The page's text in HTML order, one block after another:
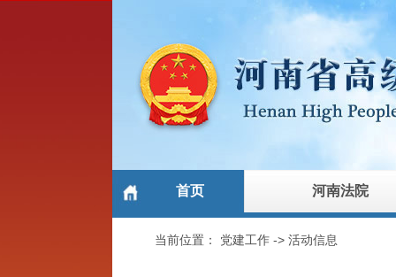
首页 河南法院
当前位置： 党建工作 ->活动信息